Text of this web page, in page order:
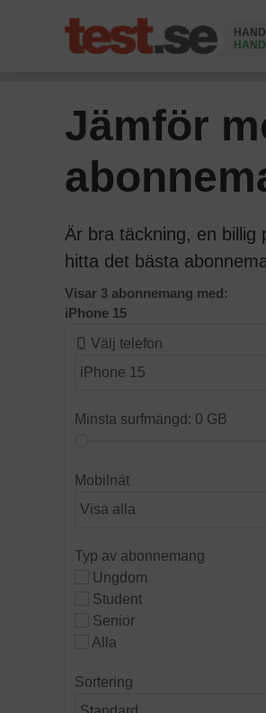
Jämför
Är bra täckning, en billig
hitta det bästa
Visar 3 abonnemang med:
iPhone 15
Välj telefon
Minsta surfmängd: 0 GB
Mobilnät
Typ av abonnemang
Ungdom
Student
Senior
Alla
Sortering